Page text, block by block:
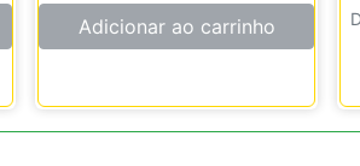
Adicionar ao carrinho